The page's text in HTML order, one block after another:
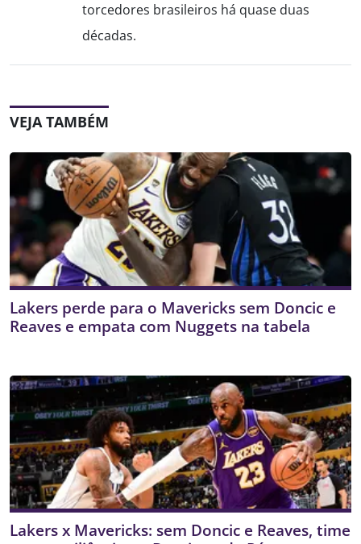
torcedores brasileiros há quase duas
décadas.
VEJA TAMBÉM
Lakers perde para o Mavericks sem Doncic e
Reaves e empata com Nuggets na tabela
Lakers x Mavericks: sem Doncic e Reaves, time